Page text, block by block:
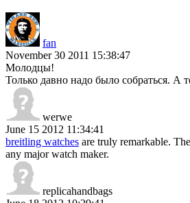
fan
November 30 2011 15:38:47
Молодцы!
Только давно надо было собраться. А
werwe
June 15 2012 11:34:41
breitling watches are truly remarkable.
any major watch maker.
replicahandbags